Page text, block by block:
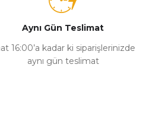
Aynı Gün Teslimat
16:00’a kadar ki siparişlerinizde
aynı gün teslimat